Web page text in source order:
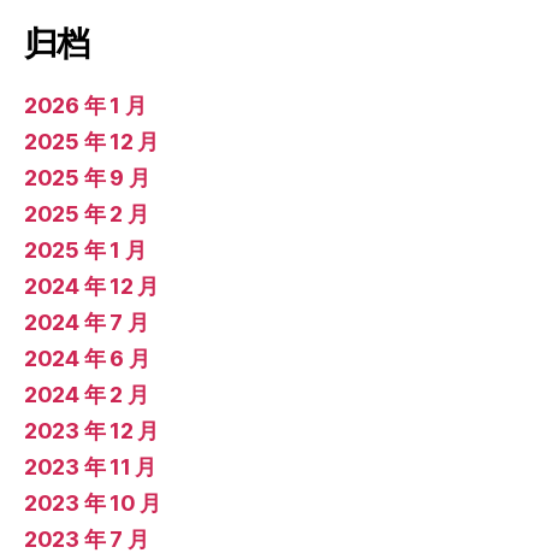
归档
2026 年 1 月
2025 年 12 月
2025 年 9 月
2025 年 2 月
2025 年 1 月
2024 年 12 月
2024 年 7 月
2024 年 6 月
2024 年 2 月
2023 年 12 月
2023 年 11 月
2023 年 10 月
2023 年 7 月